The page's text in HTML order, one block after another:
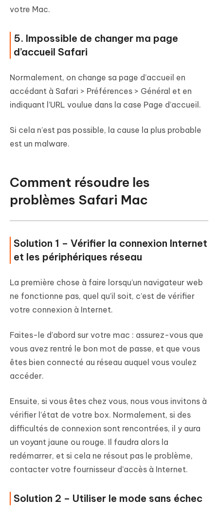
votre Mac.
5. Impossible de changer ma page
d’accueil Safari
Normalement, on change sa page d’accueil en
accédant à Safari > Préférences > Général et en
indiquant l’URL voulue dans la case Page d’accueil.
Si cela n’est pas possible, la cause la plus probable
est un malware.
Comment résoudre les
problèmes Safari Mac
Solution 1 – Vérifier la connexion Internet
et les périphériques réseau
La première chose à faire lorsqu’un navigateur web
ne fonctionne pas, quel qu’il soit, c’est de vérifier
votre connexion à Internet.
Faites-le d’abord sur votre mac : assurez-vous que
vous avez rentré le bon mot de passe, et que vous
êtes bien connecté au réseau auquel vous voulez
accéder.
Ensuite, si vous êtes chez vous, nous vous invitons à
vérifier l’état de votre box. Normalement, si des
difficultés de connexion sont rencontrées, il y aura
un voyant jaune ou rouge. Il faudra alors la
redémarrer, et si cela ne résout pas le problème,
contacter votre fournisseur d’accès à Internet.
Solution 2 – Utiliser le mode sans échec